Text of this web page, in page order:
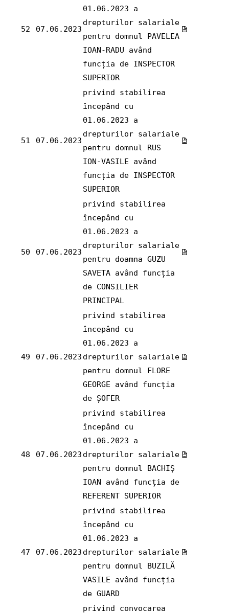
52 07.06.2023
01.06.2023 a
drepturilor salariale
pentru domnul PAVELEA
IOAN-RADU având
funcția de INSPECTOR
SUPERIOR
51 07.06.2023
privind stabilirea
începând cu
01.06.2023 a
drepturilor salariale
pentru domnul RUS
ION-VASILE având
funcția de INSPECTOR
SUPERIOR
50 07.06.2023
privind stabilirea
începând cu
01.06.2023 a
drepturilor salariale
pentru doamna GUZU
SAVETA având funcția
de CONSILIER
PRINCIPAL
49 07.06.2023
privind stabilirea
începând cu
01.06.2023 a
drepturilor salariale
pentru domnul FLORE
GEORGE având funcția
de ȘOFER
48 07.06.2023
privind stabilirea
începând cu
01.06.2023 a
drepturilor salariale
pentru domnul BACHIȘ
IOAN având funcția de
REFERENT SUPERIOR
47 07.06.2023
privind stabilirea
începând cu
01.06.2023 a
drepturilor salariale
pentru domnul BUZILĂ
VASILE având funcția
de GUARD
privind convocarea